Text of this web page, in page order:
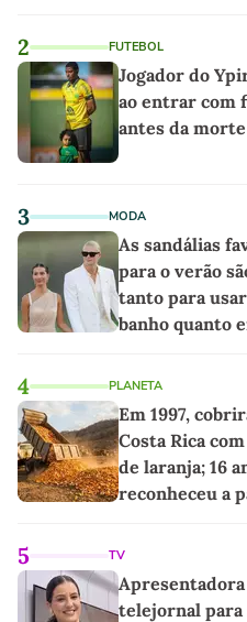
2 FUTEBOL
Jogador do
ao entrar com
antes da
3 MODA
As sandálias
para o verão
tanto para
banho quanto
4 PLANETA
Em 1997,
Costa Rica
de laranja; 16
reconheceu a
5 TV
telejornal para